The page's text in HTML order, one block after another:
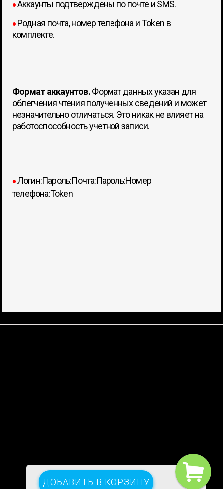
● Аккаунты подтверждены по почте и SMS.
● Родная почта, номер телефона и Token в
комплекте.
Формат аккаунтов.Формат данных указан для
облегчения чтения полученных сведений и может
незначительно отличаться. Это никак не влияет на
работоспособность учетной записи.
● Логин:Пароль:Почта:Пароль:Номер
телефона:Token
ПОЛЕЗНОЕ
ДОБАВИТЬ В КОРЗИНУ